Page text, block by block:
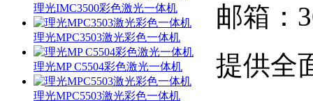
理光IMC3500彩色激光一体机
理光MPC3503激光彩色一体机
理光MP C5504彩色激光一体机
理光MPC5503激光彩色一体机
邮箱：
提供全